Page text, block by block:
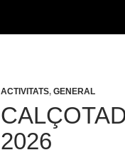
ACTIVITATS, GENERAL
2026